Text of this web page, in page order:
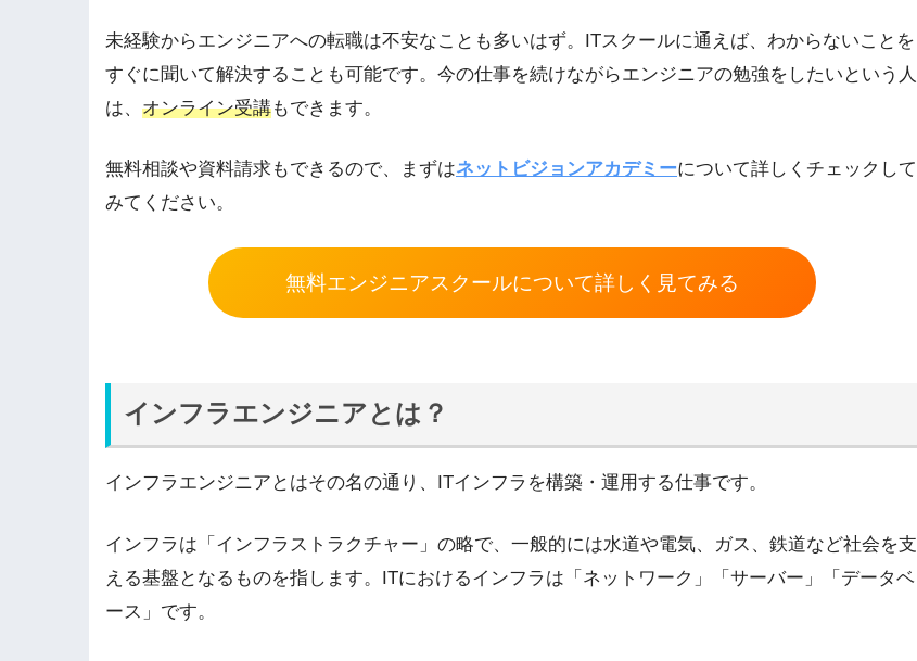
未経験からエンジニアへの転職は不安なことも多いはず。ITスクールに通えば、わからないことを
すぐに聞いて解決することも可能です。 今の仕事を続けながらエンジニアの勉強をしたいという人
は、 オンライン受講もできます。
無料相談や資料請求もできるので、まずはネットビジョンアカデミーについて詳しくチェックして
みてください。
無料エンジニアスクールについて詳しく見てみる
インフラエンジニアとは？
インフラエンジニアとはその名の通り、ITインフラを構築・運用する仕事です。
インフラは「インフラストラクチャー」の略で、一般的には水道や電気、ガス、鉄道など社会を支
える基盤となるものを指します。ITにおけるインフラは「ネットワーク」「サーバー」「データベ
ース」です。